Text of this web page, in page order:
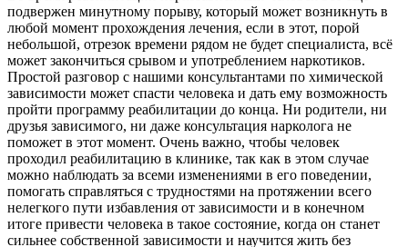
подвержен минутному порыву, который может возникнуть в
любой момент прохождения лечения, если в этот, порой
небольшой, отрезок времени рядом не будет специалиста, всё
может закончиться срывом и употреблением наркотиков.
Простой разговор с нашими консультантами по химической
зависимости может спасти человека и дать ему возможность
пройти программу реабилитации до конца. Ни родители, ни
друзья зависимого, ни даже консультация нарколога не
поможет в этот момент. Очень важно, чтобы человек
проходил реабилитацию в клинике, так как в этом случае
можно наблюдать за всеми изменениями в его поведении,
помогать справляться с трудностями на протяжении всего
нелегкого пути избавления от зависимости и в конечном
итоге привести человека в такое состояние, когда он станет
сильнее собственной зависимости и научится жить без